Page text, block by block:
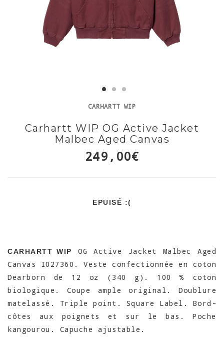
CARHARTT WIP
Carhartt WIP OG Active Jacket
Malbec Aged Canvas
249,00€
EPUISÉ :(
CARHARTT WIP
OG Active Jacket Malbec Aged
Canvas I027360. Veste confectionnée en coton
Dearborn de 12 oz (340 g). 100 % coton
biologique. Coupe ample original. Doublure
matelassé. Triple point. Square Label. Bord-
côtes aux poignets et sur le bas. Poche
kangourou. Capuche ajustable.